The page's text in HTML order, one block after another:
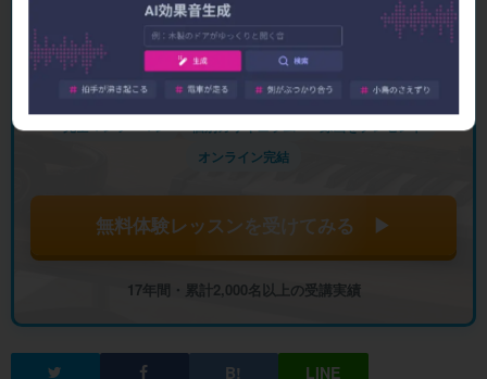
完全マンツーマン 個別カリキュラム
録画をプレゼント
オンライン完結
無料体験レッスンを受けてみる ▶
17年間・累計2,000名以上の受講実績